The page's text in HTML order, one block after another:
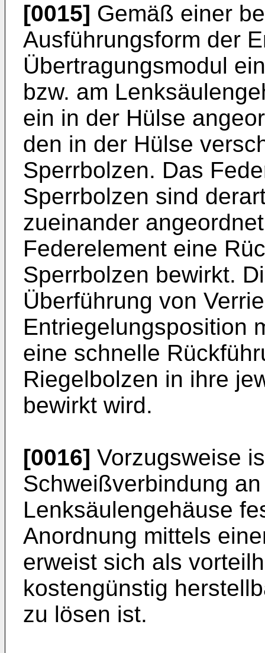
[0015] Gemäß einer
Ausführungsform der
Übertragungsmodul
bzw. am
ein in der Hülse
den in der Hülse
Sperrbolzen. Das
Sperrbolzen sind
zueinander
Federelement eine
Sperrbolzen bewirkt.
Überführung von
Entriegelungsposition
eine schnelle
Riegelbolzen in ihre
bewirkt wird.
[0016] Vorzugsweise
Schweißverbindung
Lenksäulengehäuse
Anordnung mittels
erweist sich als
kostengünstig
zu lösen ist.